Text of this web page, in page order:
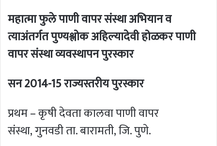
महात्मा फुले पाणी वापर संस्था अभियान व
त्याअंतर्गत पुण्यश्लोक अहिल्यादेवी होळकर पाणी
वापर संस्था व्यवस्थापन पुरस्कार
सन 2014-15 राज्यस्तरीय पुरस्कार
प्रथम – कृषी देवता कालवा पाणी वापर
संस्था, गुनवडी ता. बारामती, जि. पुणे.